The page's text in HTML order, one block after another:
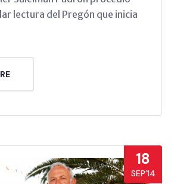
lectura del Pregón que inicia
18
SEP’14